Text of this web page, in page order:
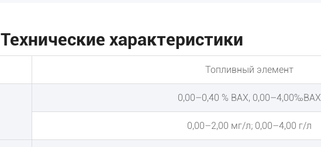
Технические характеристики
Топливный элемент
0,00–0,40 % ВАХ, 0,00–4,00‰ВАХ
0,00–2,00 мг/л; 0,00–4,00 г/л